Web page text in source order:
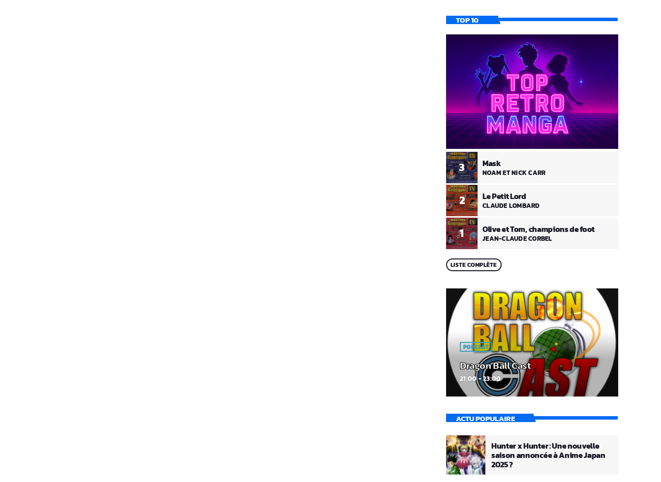
TOP 10
1 Olive et Tom, champions de foot
JEAN-CLAUDE CORBEL
2 Le Petit Lord
CLAUDE LOMBARD
3 Mask
NOAM ET NICK CARR
LISTE COMPLÈTE
PODCAST
Dragon Ball Cast
21:00 - 23:00
ACTU POPULAIRE
Hunter x Hunter : Une nouvelle
saison annoncée à Anime Japan
2025 ?